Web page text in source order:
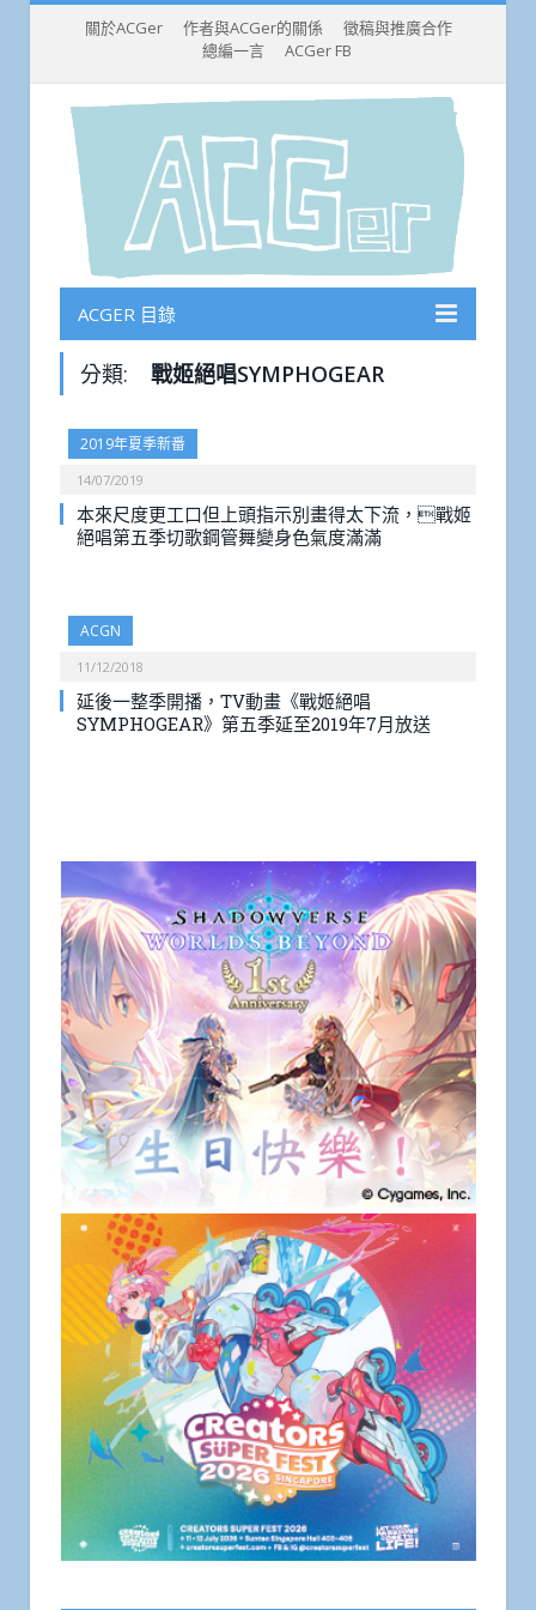
關於ACGer 作者與ACGer的關係
徵稿與推廣合作
總編一言
ACGer FB
ACGER 目錄
分類: 戰姬絕唱SYMPHOGEAR
2019年夏季新番
14/07/2019
本來尺度更工口但上頭指示別畫得太下流，戰姬
絕唱第五季切歌鋼管舞變身色氣度滿滿
ACGN
11/12/2018
延後一整季開播，TV動畫《戰姬絕唱
SYMPHOGEAR》第五季延至2019年7月放送